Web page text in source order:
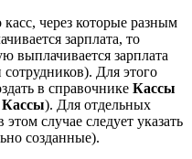
через которые разным
зарплата, то
выплачивается зарплата
Для этого
в справочнике Кассы
Кассы). Для отдельных
случае следует указать
созданные).